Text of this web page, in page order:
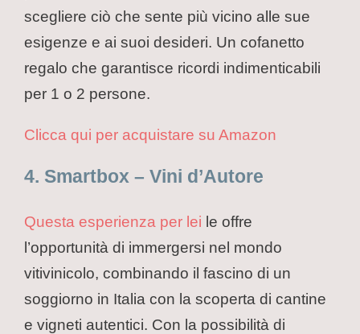
scegliere ciò che sente più vicino alle sue
esigenze e ai suoi desideri. Un cofanetto
regalo che garantisce ricordi indimenticabili
per 1 o 2 persone.
Clicca qui per acquistare su Amazon
4. Smartbox – Vini d’Autore
Questa esperienza per lei le offre
l’opportunità di immergersi nel mondo
vitivinicolo, combinando il fascino di un
soggiorno in Italia con la scoperta di cantine
e vigneti autentici. Con la possibilità di